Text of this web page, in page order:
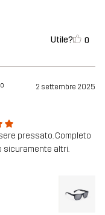
Utile? 0
2 settembre 2025
pressato. Completo
sicuramente altri.